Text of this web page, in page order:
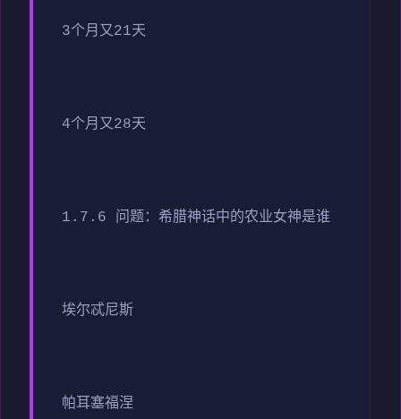
3个月又21天
4个月又28天
1.7.6 问题：希腊神话中的农业女神是谁
埃尔忒尼斯
帕耳塞福涅